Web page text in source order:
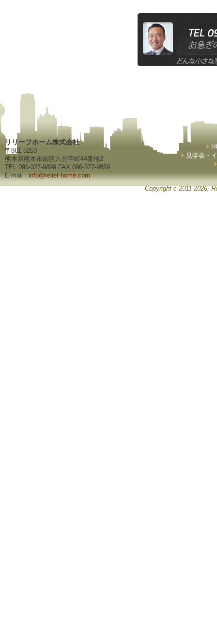
リリーフホーム株式会社
〒861-5253
熊本県熊本市南区八分字町44番地2
TEL 096-327-9899 FAX 096-327-9859
E-mail :info@relief-home.com
見学会・
Copyright c 2011-2026,